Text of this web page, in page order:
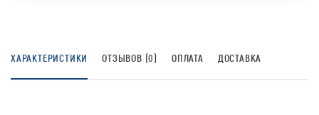
ХАРАКТЕРИСТИКИ ОТЗЫВОВ (0) ОПЛАТА ДОСТАВКА